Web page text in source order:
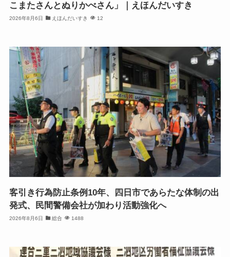
こまたさんとぬりかべさん」｜えほんだいすき
2026年8月6日 えほんだいすき 12
客引き行為防止条例10年、四日市であらたな体制の出
発式、民間警備会社が加わり活動強化へ
2026年8月6日 総合 1488